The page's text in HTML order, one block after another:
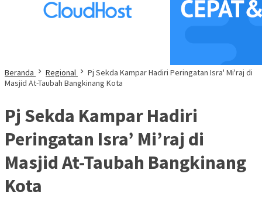
Beranda Regional
Pj Sekda Kampar Hadiri Peringatan Isra' Mi'raj di
Masjid At-Taubah Bangkinang Kota
Pj Sekda Kampar Hadiri
Peringatan Isra’ Mi’raj di
Masjid At-Taubah Bangkinang
Kota